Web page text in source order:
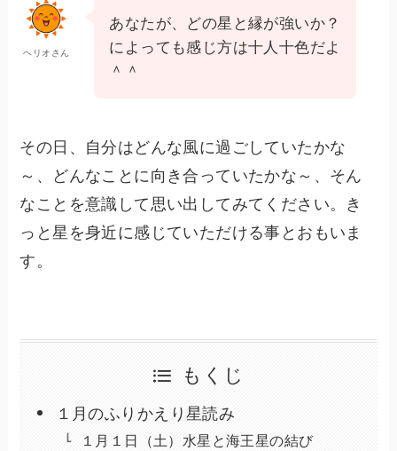
ヘリオさん
あなたが、どの星と縁が強いか？
によっても感じ方は十人十色だよ
＾＾
その日、自分はどんな風に過ごしていたかな
～、どんなことに向き合っていたかな～、そん
なことを意識して思い出してみてください。き
っと星を身近に感じていただける事とおもいま
す。
もくじ
１月のふりかえり星読み
１月１日（土）水星と海王星の結び